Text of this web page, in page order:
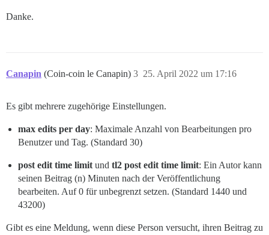
Danke.
Canapin (Coin-coin le Canapin) 25. April 2022 um 17:16
3
Es gibt mehrere zugehörige Einstellungen.
max edits per day: Maximale Anzahl von Bearbeitungen pro
Benutzer und Tag. (Standard 30)
post edit time limit und tl2 post edit time limit: Ein Autor kann
seinen Beitrag (n) Minuten nach der Veröffentlichung
bearbeiten. Auf 0 für unbegrenzt setzen. (Standard 1440 und
43200)
Gibt es eine Meldung, wenn diese Person versucht, ihren Beitrag zu